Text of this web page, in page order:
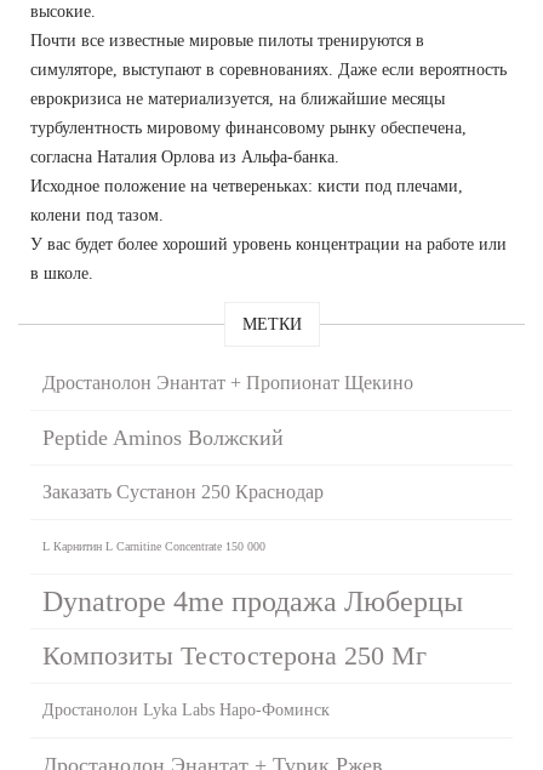
высокие.
Почти все известные мировые пилоты тренируются в
симуляторе, выступают в соревнованиях. Даже если вероятность
еврокризиса не материализуется, на ближайшие месяцы
турбулентность мировому финансовому рынку обеспечена,
согласна Наталия Орлова из Альфа-банка.
Исходное положение на четвереньках: кисти под плечами,
колени под тазом.
У вас будет более хороший уровень концентрации на работе или
в школе.
МЕТКИ
Дростанолон Энантат + Пропионат Щекино
Peptide Aminos Волжский
Заказать Сустанон 250 Краснодар
L Карнитин L Carnitine Concentrate 150 000
Dynatrope 4me продажа Люберцы
Композиты Тестостерона 250 Мг
Дростанолон Lyka Labs Наро-Фоминск
Дростанолон Энантат + Турик Ржев